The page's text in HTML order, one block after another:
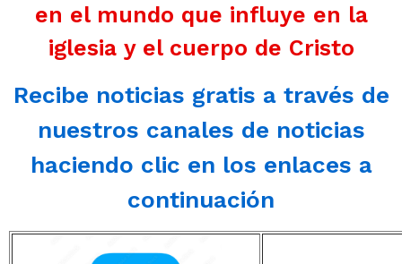
en el mundo que influye en la
iglesia y el cuerpo de Cristo
Recibe noticias gratis a través de
nuestros canales de noticias
haciendo clic en los enlaces a
continuación